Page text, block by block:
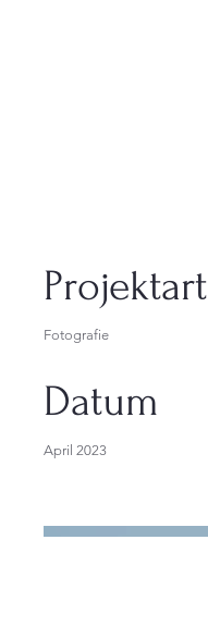
Projektart
Fotografie
Datum
April 2023